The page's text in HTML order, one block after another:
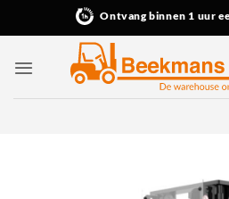
Ontvang binnen 1 uur